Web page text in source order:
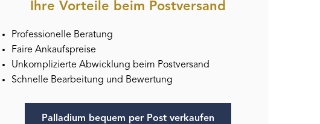
Ihre Vorteile beim Postversand
Professionelle Beratung
Faire Ankaufspreise
Unkomplizierte Abwicklung beim Postversand
Schnelle Bearbeitung und Bewertung
Palladium bequem per Post verkaufen